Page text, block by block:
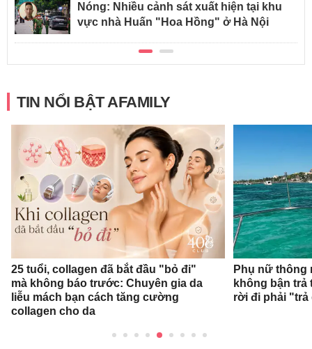
Nóng: Nhiều cảnh sát xuất hiện tại khu
vực nhà Huấn "Hoa Hồng" ở Hà Nội
TIN NỔI BẬT AFAMILY
25 tuổi, collagen đã bắt đầu "bỏ đi"
mà không báo trước: Chuyên gia da
liễu mách bạn cách tăng cường
collagen cho da
Phụ nữ thông
không bận
rời đi phải "trả